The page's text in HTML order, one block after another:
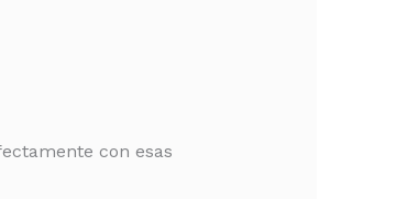
con esas